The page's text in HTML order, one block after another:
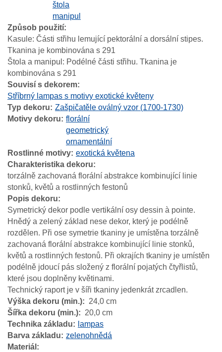
štola
manipul
Způsob použití
Kasule: Části střihu lemující pektorální a dorsální stipes.
Tkanina je kombinována s 291
Štola a manipul: Podélné části střihu. Tkanina je
kombinována s 291
Souvisí s dekorem
Stříbrný lampas s motivy exotické květeny
Typ dekoru
Zašpičatěle oválný vzor (1700-1730)
Motivy dekoru
florální
geometrický
ornamentální
Rostlinné motivy exotická květena
Charakteristika dekoru
torzálně zachovaná florální abstrakce kombinující linie
stonků, květů a rostlinných festonů
Popis dekoru
Symetrický dekor podle vertikální osy dessin à pointe.
Hnědý a zelený základ nese dekor, který je podélně
rozdělen. Při ose symetrie tkaniny je umístěna torzálně
zachovaná florální abstrakce kombinující linie stonků,
květů a rostlinných festonů. Při okrajích tkaniny je umístěn
podélně jdoucí pás složený z florální pojatých čtyřlistů,
které jsou doplněny květinami.
Technický raport je v šíři tkaniny jedenkrát zrcadlen.
Výška dekoru (min.)
24,0 cm
Šířka dekoru (min.)
20,0 cm
Technika základu
lampas
Barva základu
zelenohnědá
Materiál